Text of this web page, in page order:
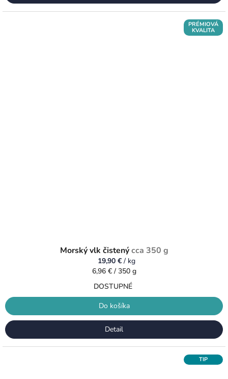
PRÉMIOVÁ
KVALITA
Morský vlk čistenýcca 350 g
19,90 € / kg
Jednotková
6,96 € / 350 g
DOSTUPNÉ
Do košíka
Detail
TIP